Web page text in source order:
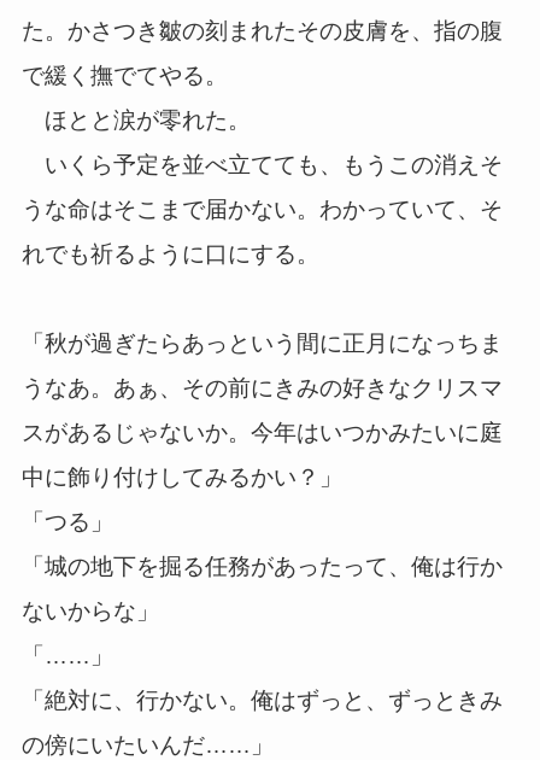
た。かさつき皺の刻まれたその皮膚を、指の腹
で緩く撫でてやる。
ほとと涙が零れた。
いくら予定を並べ立てても、もうこの消えそ
うな命はそこまで届かない。わかっていて、そ
れでも祈るように口にする。
「秋が過ぎたらあっという間に正月になっちま
うなあ。あぁ、その前にきみの好きなクリスマ
スがあるじゃないか。今年はいつかみたいに庭
中に飾り付けしてみるかい？」
「つる」
「城の地下を掘る任務があったって、俺は行か
ないからな」
「……」
「絶対に、行かない。俺はずっと、ずっときみ
の傍にいたいんだ……」